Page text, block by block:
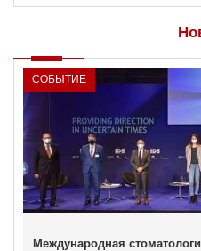
СОБЫТИЕ
Международная